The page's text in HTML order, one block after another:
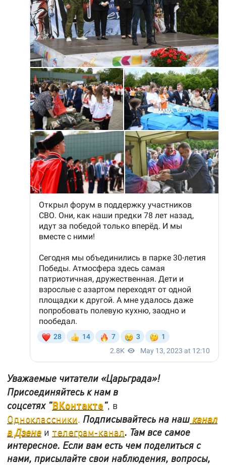
Уважаемые читатели «Царьграда»!
Присоединяйтесь к нам в
соцсетях "ВКонтакте", в
Одноклассники. Подписывайтесь на нашканал
в Дзене и телеграм-канал. Там все самое
интересное. Если вам есть чем поделиться с
нами, присылайте свои наблюдения, вопросы,